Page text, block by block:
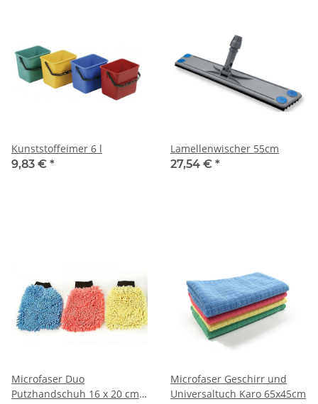
Kunststoffeimer 6 l
9,83 € *
Lamellenwischer 55cm
27,54 € *
Microfaser Duo
Putzhandschuh 16 x 20 cm 3
Microfaser Geschirr und
Universaltuch Karo 65x45cm